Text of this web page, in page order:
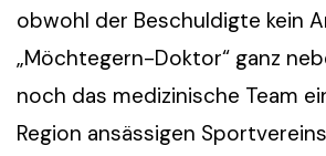
obwohl der Beschuldigte kein
„Möchtegern-Doktor“ ganz
noch das medizinische Team
Region ansässigen